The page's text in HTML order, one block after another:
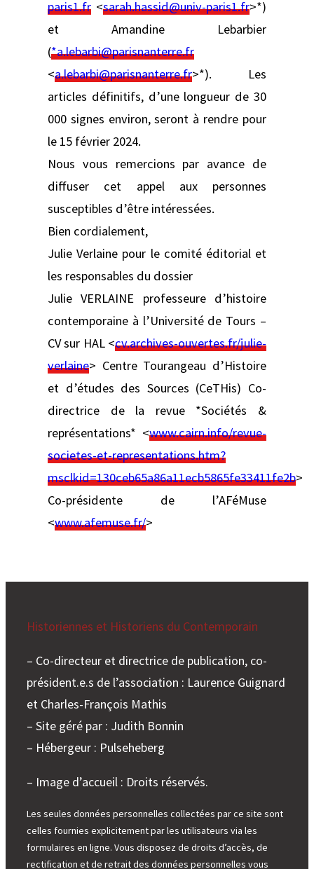
paris1.fr <sarah.hassid@univ-paris1.fr>*)
et Amandine Lebarbier
(*a.lebarbi@parisnanterre.fr
<a.lebarbi@parisnanterre.fr>*). Les
articles définitifs, d’une longueur de 30
000 signes environ, seront à rendre pour
le 15 février 2024.
Nous vous remercions par avance de
diffuser cet appel aux personnes
susceptibles d’être intéressées.
Bien cordialement,
Julie Verlaine pour le comité éditorial et
les responsables du dossier
Julie VERLAINE professeure d’histoire
contemporaine à l’Université de Tours –
CV sur HAL <cv.archives-ouvertes.fr/julie-
verlaine> Centre Tourangeau d’Histoire
et d’études des Sources (CeTHis) Co-
directrice de la revue *Sociétés &
représentations* <www.cairn.info/revue-
societes-et-representations.htm?
msclkid=130ceb65a86a11ecb5865fe33411fe2b>
Co-présidente de l’AFéMuse
<www.afemuse.fr/>
Historiennes et Historiens du Contemporain
– Co-directeur et directrice de publication, co-
président.e.s de l’association : Laurence Guignard
et Charles-François Mathis
– Site géré par : Judith Bonnin
– Hébergeur : Pulseheberg
– Image d’accueil : Droits réservés.
Les seules données personnelles collectées par ce site sont
celles fournies explicitement par les utilisateurs via les
formulaires en ligne. Vous disposez de droits d’accès, de
rectification et de retrait des données personnelles vous